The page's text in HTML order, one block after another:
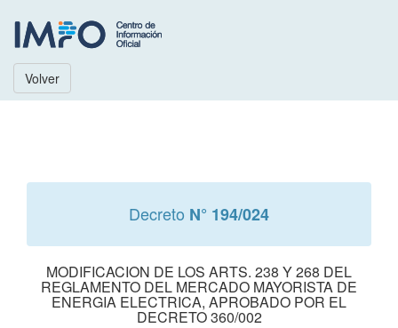
Volver
Decreto N° 194/024
MODIFICACION DE LOS ARTS. 238 Y 268 DEL
REGLAMENTO DEL MERCADO MAYORISTA DE
ENERGIA ELECTRICA, APROBADO POR EL
DECRETO 360/002